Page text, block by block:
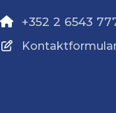
+352 2 6543